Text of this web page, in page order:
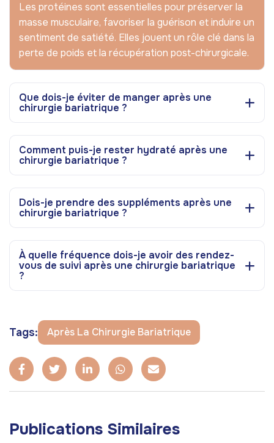
Les protéines sont essentielles pour préserver la
masse musculaire, favoriser la guérison et induire un
sentiment de satiété. Elles jouent un rôle clé dans la
perte de poids et la récupération post-chirurgicale.
Que dois-je éviter de manger après une
chirurgie bariatrique ?
Comment puis-je rester hydraté après une
chirurgie bariatrique ?
Dois-je prendre des suppléments après une
chirurgie bariatrique ?
À quelle fréquence dois-je avoir des rendez-
vous de suivi après une chirurgie bariatrique
?
Tags: Après La Chirurgie Bariatrique
Publications Similaires